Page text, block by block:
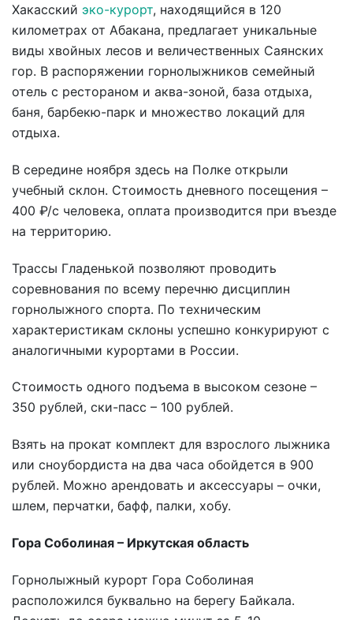
Хакасский эко-курорт, находящийся в 120
километрах от Абакана, предлагает уникальные
виды хвойных лесов и величественных Саянских
гор. В распоряжении горнолыжников семейный
отель с рестораном и аква-зоной, база отдыха,
баня, барбекю-парк и множество локаций для
отдыха.
В середине ноября здесь на Полке открыли
учебный склон. Стоимость дневного посещения –
400 ₽/с человека, оплата производится при въезде
на территорию.
Трассы Гладенькой позволяют проводить
соревнования по всему перечню дисциплин
горнолыжного спорта. По техническим
характеристикам склоны успешно конкурируют с
аналогичными курортами в России.
Стоимость одного подъема в высоком сезоне –
350 рублей, ски-пасс – 100 рублей.
Взять на прокат комплект для взрослого лыжника
или сноубордиста на два часа обойдется в 900
рублей. Можно арендовать и аксессуары – очки,
шлем, перчатки, бафф, палки, хобу.
Гора Соболиная – Иркутская область
Горнолыжный курорт Гора Соболиная
расположился буквально на берегу Байкала.